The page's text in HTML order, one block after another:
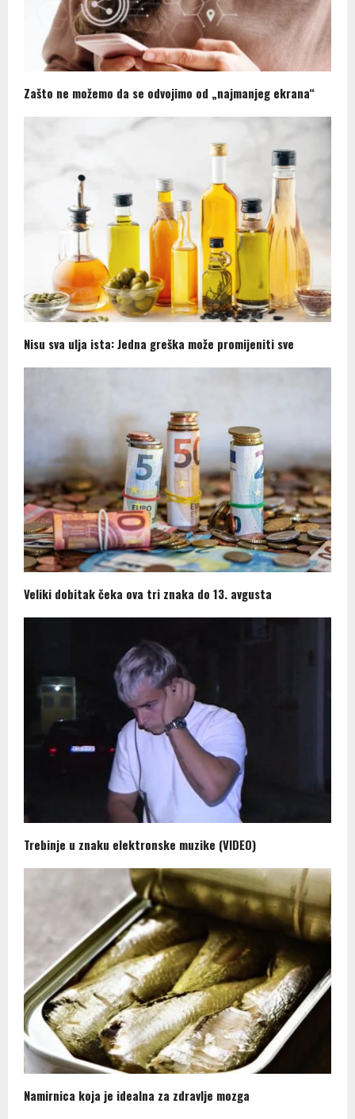
Zašto ne možemo da se odvojimo od „najmanjeg ekrana“
Nisu sva ulja ista: Jedna greška može promijeniti sve
Veliki dobitak čeka ova tri znaka do 13. avgusta
Trebinje u znaku elektronske muzike (VIDEO)
Namirnica koja je idealna za zdravlje mozga